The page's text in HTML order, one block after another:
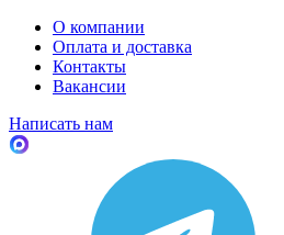
О компании
Оплата и доставка
Контакты
Вакансии
Написать нам